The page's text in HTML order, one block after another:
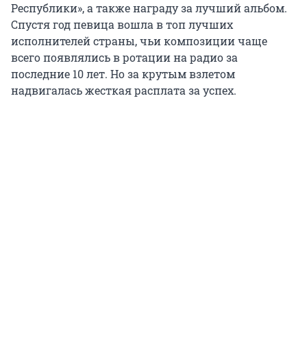
Республики», а также награду за лучший альбом.
Спустя год певица вошла в топ лучших
исполнителей страны, чьи композиции чаще
всего появлялись в ротации на радио за
последние 10 лет. Но за крутым взлетом
надвигалась жесткая расплата за успех.